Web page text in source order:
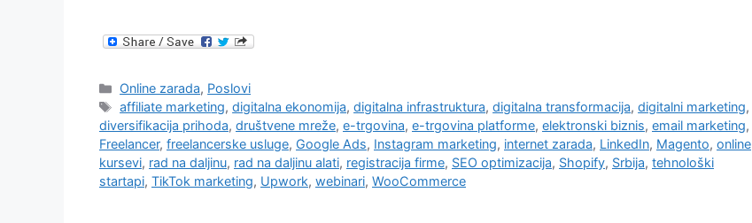
Categories
Online zarada, Poslovi
Tags
affiliate marketing,digitalna ekonomija,digitalna infrastruktura,digitalna transformacija,digitalni marketing,
diversifikacija prihoda, društvene mreže, e-trgovina, e-trgovina platforme, elektronski biznis, email marketing,
Freelancer, freelancerske usluge, Google Ads, Instagram marketing, internet zarada, LinkedIn, Magento, online
kursevi, rad na daljinu, rad na daljinu alati, registracija firme, SEO optimizacija, Shopify, Srbija, tehnološki
startapi, TikTok marketing, Upwork, webinari, WooCommerce